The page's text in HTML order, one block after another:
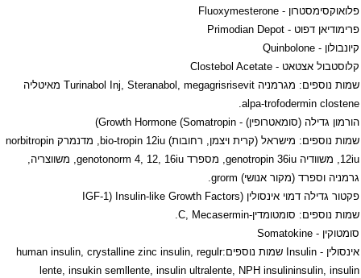
פלואוקסימסטרון - Fluoxymesterone
פרימודיאן דפוט - Primodian Depot
קיונבולון - Quinbolone
קלוסטבול אצטאט - Clostebol Acetate
שמות נוספים: מגרמניה Turinabol Inj, Steranabol, megagrisrisevit מאיטליה
alpa-trofodermin clostene
.
הורמון גדילה (סומאטרופין) - Growth Hormone (Somatropin
)
שמות נוספים: מישראל (קרית ויצמן, רחובות) bio-tropin 12iu , מדנמרק norbitropin
12iu, משוודיה genotropin 36iu, מספרד genotonorm 4, 12, 16iu, משווצריה,
גרמניה וספרד (מקור אנושי) grorm
.
פקטור גדילה דמוי אינסולין (IGF-1) Insulin-like Growth Factors
שמות נוספים: סומטומדין-C, Mecasermin
.
סומטוקין - Somatokine
אינסולין - Insulin שמות נוספים:human insulin, crystalline zinc insulin, regulr
insulin, insulin
lente, insukin semllente, insulin ultralente, NPH insulin